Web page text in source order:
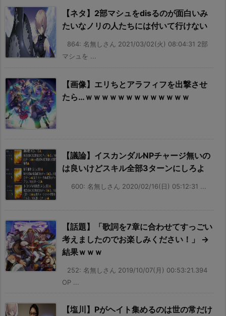
【ネタ】2部マシュをdisるのが面白いみ
たいなノリの人たちには付いて行けない
864: 名無しさん 2021/03/02(火) 08:04:31 2部
マシュを ...
【画像】エリちとアラフィフを出撃させ
たら…ｗｗｗｗｗｗｗｗｗｗｗｗｗ
【議論】イスカンダルNPチャージ無いの
は良いけどスキル全部3ターンにしろよ
600: 名無しさん 2020/02/16(日) 05:12:31 ...
【話題】「歌詞を7章に合わせてすっごい
考えましたのでお楽しみください！」 →
結果ｗｗｗ
252: 名無しさん 2019/10/07(月) 00:53:21.394
OP ...
【塩川】Pがヘイト集めるのは世の常だけ